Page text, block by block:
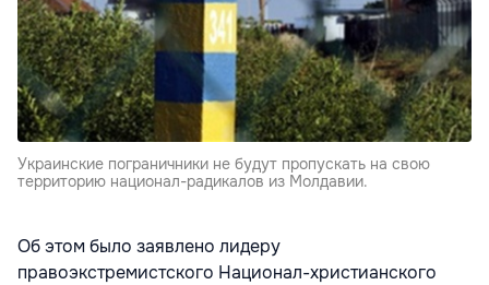
Украинские пограничники не будут пропускать на свою
территорию национал-радикалов из Молдавии.
Об этом было заявлено лидеру
правоэкстремистского Национал-христианского